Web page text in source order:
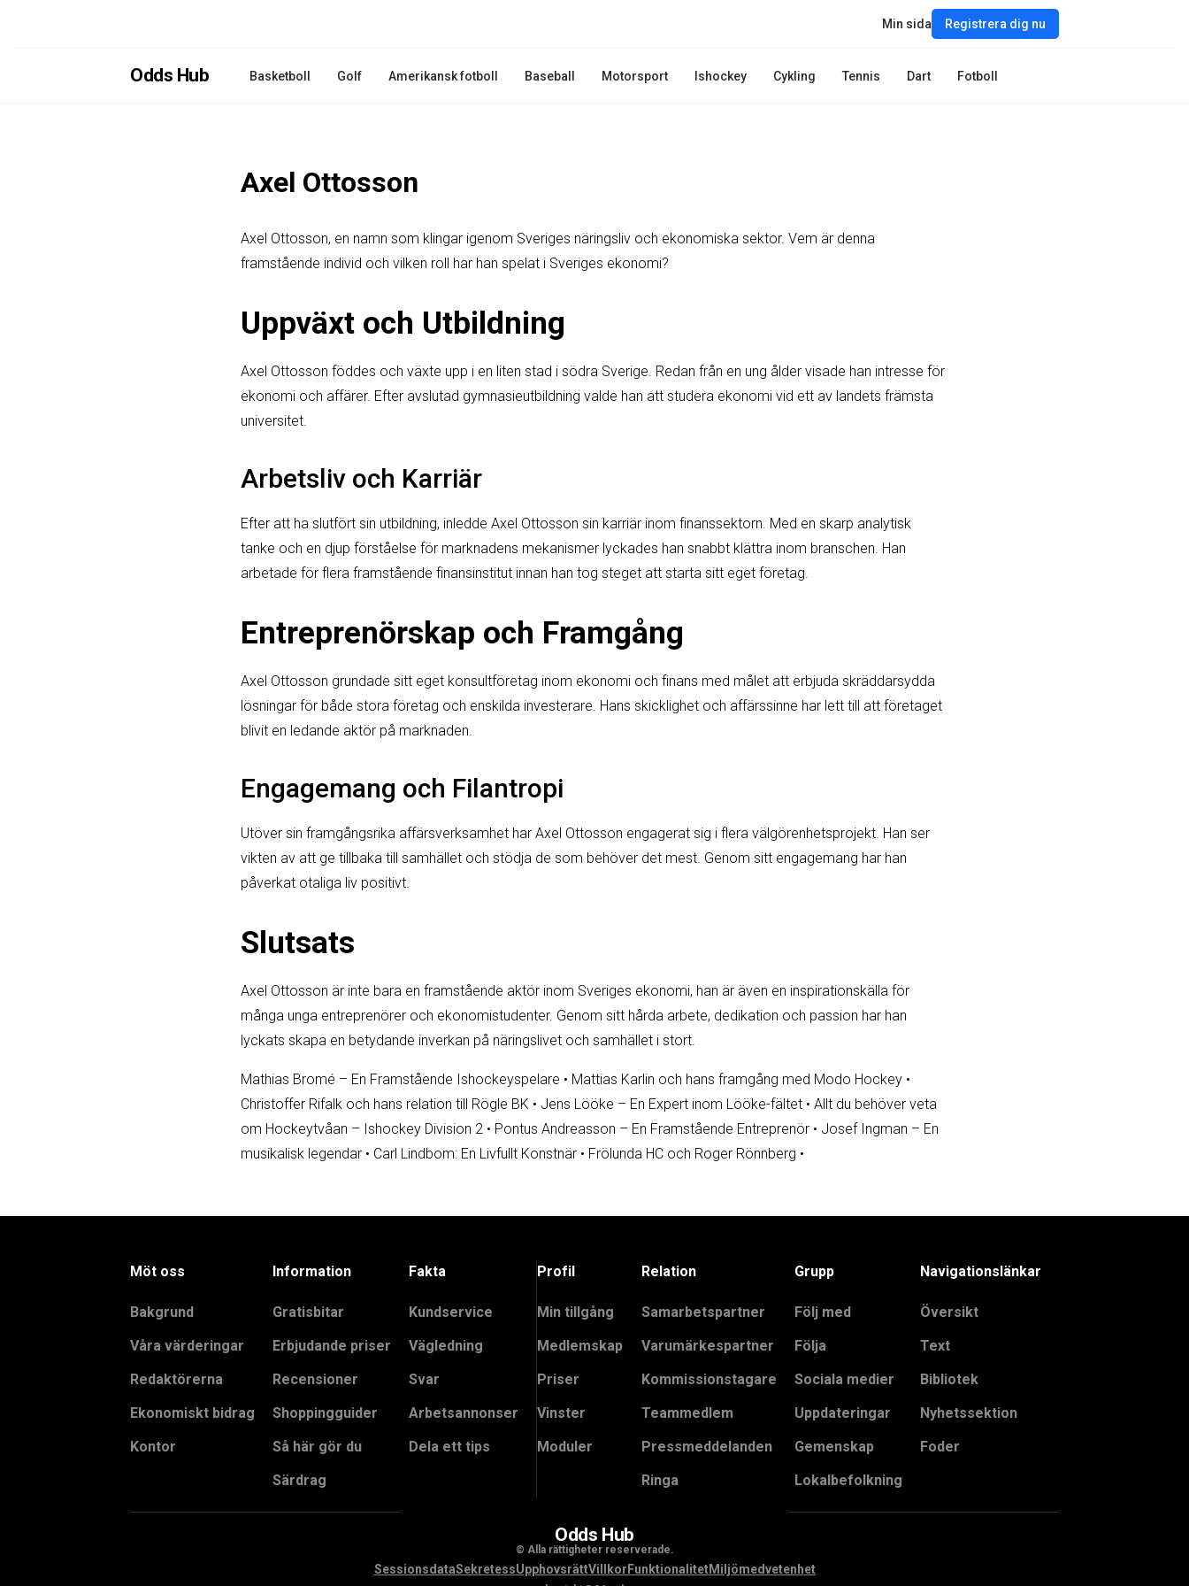
Odds Hub Basketboll Golf Amerikansk fotboll Baseball Motorsport Ishockey Cykling Tennis Dart Fotboll
Min sida Registrera dig nu
Axel Ottosson
Axel Ottosson, en namn som klingar igenom Sveriges näringsliv och ekonomiska sektor. Vem är denna
framstående individ och vilken roll har han spelat i Sveriges ekonomi?
Uppväxt och Utbildning
Axel Ottosson föddes och växte upp i en liten stad i södra Sverige. Redan från en ung ålder visade han intresse för
ekonomi och affärer. Efter avslutad gymnasieutbildning valde han att studera ekonomi vid ett av landets främsta
universitet.
Arbetsliv och Karriär
Efter att ha slutfört sin utbildning, inledde Axel Ottosson sin karriär inom finanssektorn. Med en skarp analytisk
tanke och en djup förståelse för marknadens mekanismer lyckades han snabbt klättra inom branschen. Han
arbetade för flera framstående finansinstitut innan han tog steget att starta sitt eget företag.
Entreprenörskap och Framgång
Axel Ottosson grundade sitt eget konsultföretag inom ekonomi och finans med målet att erbjuda skräddarsydda
lösningar för både stora företag och enskilda investerare. Hans skicklighet och affärssinne har lett till att företaget
blivit en ledande aktör på marknaden.
Engagemang och Filantropi
Utöver sin framgångsrika affärsverksamhet har Axel Ottosson engagerat sig i flera välgörenhetsprojekt. Han ser
vikten av att ge tillbaka till samhället och stödja de som behöver det mest. Genom sitt engagemang har han
påverkat otaliga liv positivt.
Slutsats
Axel Ottosson är inte bara en framstående aktör inom Sveriges ekonomi, han är även en inspirationskälla för
många unga entreprenörer och ekonomistudenter. Genom sitt hårda arbete, dedikation och passion har han
lyckats skapa en betydande inverkan på näringslivet och samhället i stort.
Mathias Bromé – En Framstående Ishockeyspelare • Mattias Karlin och hans framgång med Modo Hockey •
Christoffer Rifalk och hans relation till Rögle BK • Jens Lööke – En Expert inom Lööke-fältet • Allt du behöver veta
om Hockeytvåan – Ishockey Division 2 • Pontus Andreasson – En Framstående Entreprenör • Josef Ingman – En
musikalisk legendar • Carl Lindbom: En Livfullt Konstnär • Frölunda HC och Roger Rönnberg •
Odds Hub
© Alla rättigheter reserverade.
Möt oss
Bakgrund
Våra värderingar
Redaktörerna
Ekonomiskt bidrag
Kontor
Information
Gratisbitar
Erbjudande priser
Recensioner
Shoppingguider
Så här gör du
Särdrag
Fakta
Kundservice
Vägledning
Svar
Arbetsannonser
Dela ett tips
Profil
Min tillgång
Medlemskap
Priser
Vinster
Moduler
Relation
Samarbetspartner
Varumärkespartner
Kommissionstagare
Teammedlem
Pressmeddelanden
Ringa
Grupp
Följ med
Följa
Sociala medier
Uppdateringar
Gemenskap
Lokalbefolkning
Navigationslänkar
Översikt
Text
Bibliotek
Nyhetssektion
Foder
SessionsdataSekretessUpphovsrättVillkor FunktionalitetMiljömedvetenhet